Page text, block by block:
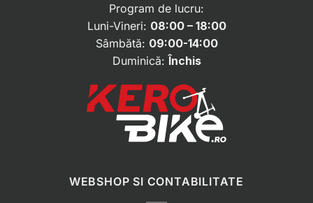
Program de lucru:
Luni-Vineri: 08:00 – 18:00
Sâmbătă: 09:00-14:00
Duminică:Închis
WEBSHOP SI CONTABILITATE